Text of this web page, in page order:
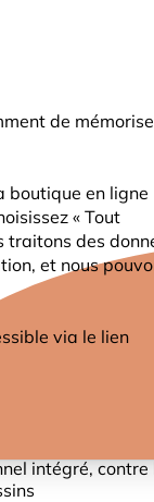
de
boutique en ligne
« Tout
traitons des
et nous
via le lien
CADEAUX
-
intégré,